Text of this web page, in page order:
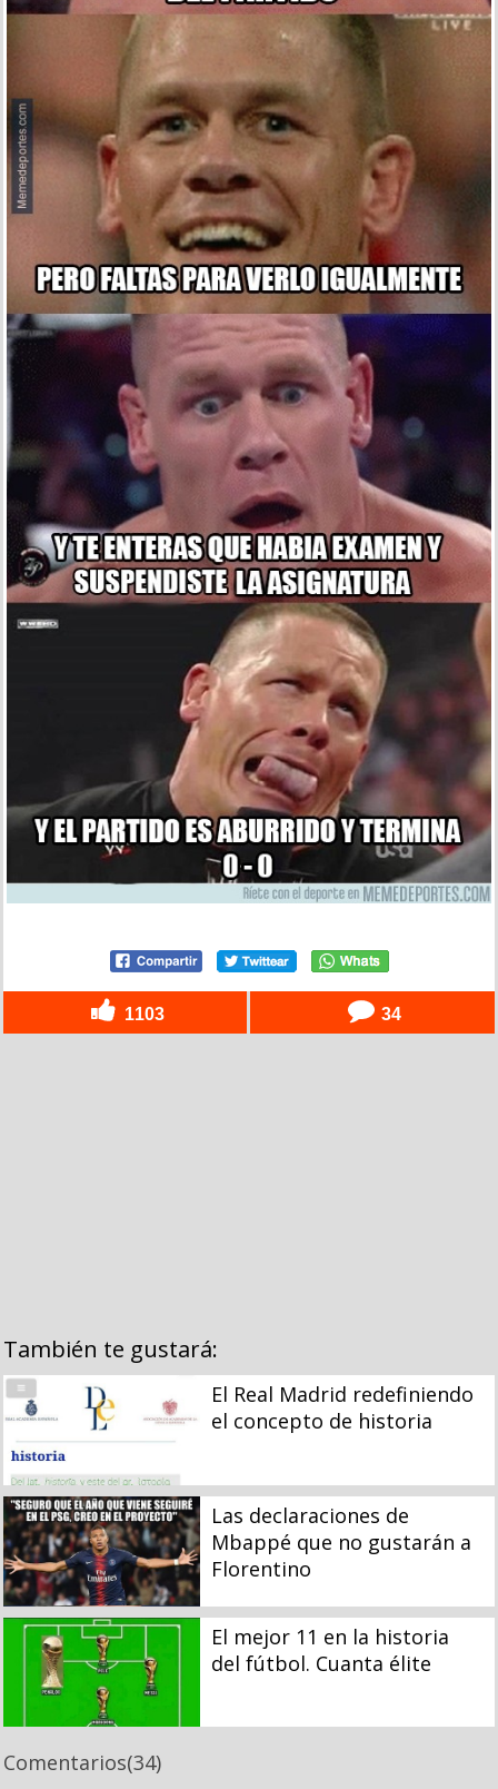
1103 34
También te gustará:
El Real Madrid redefiniendo
el concepto de historia
Las declaraciones de
Mbappé que no gustarán a
Florentino
El mejor 11 en la historia
del fútbol. Cuanta élite
Comentarios(34)